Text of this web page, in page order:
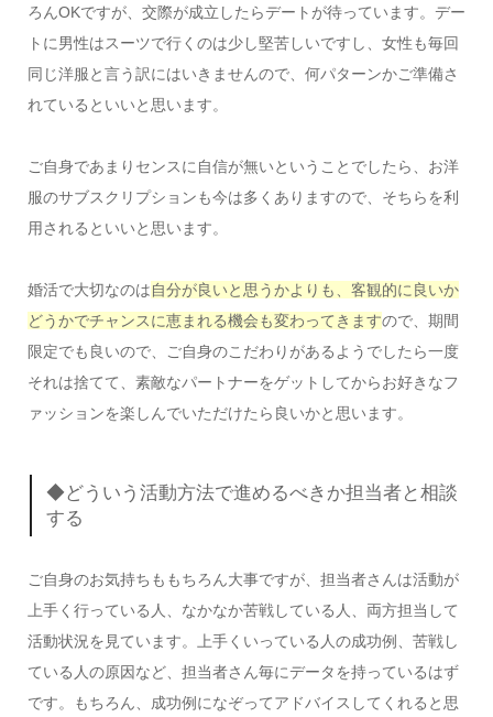
ろんOKですが、交際が成立したらデートが待っています。デー
トに男性はスーツで行くのは少し堅苦しいですし、女性も毎回
同じ洋服と言う訳にはいきませんので、何パターンかご準備さ
れているといいと思います。
ご自身であまりセンスに自信が無いということでしたら、お洋
服のサブスクリプションも今は多くありますので、そちらを利
用されるといいと思います。
婚活で大切なのは自分が良いと思うかよりも、客観的に良いか
どうかでチャンスに恵まれる機会も変わってきますので、期間
限定でも良いので、ご自身のこだわりがあるようでしたら一度
それは捨てて、素敵なパートナーをゲットしてからお好きなフ
ァッションを楽しんでいただけたら良いかと思います。
◆どういう活動方法で進めるべきか担当者と相談
する
ご自身のお気持ちももちろん大事ですが、担当者さんは活動が
上手く行っている人、なかなか苦戦している人、両方担当して
活動状況を見ています。上手くいっている人の成功例、苦戦し
ている人の原因など、担当者さん毎にデータを持っているはず
です。もちろん、成功例になぞってアドバイスしてくれると思